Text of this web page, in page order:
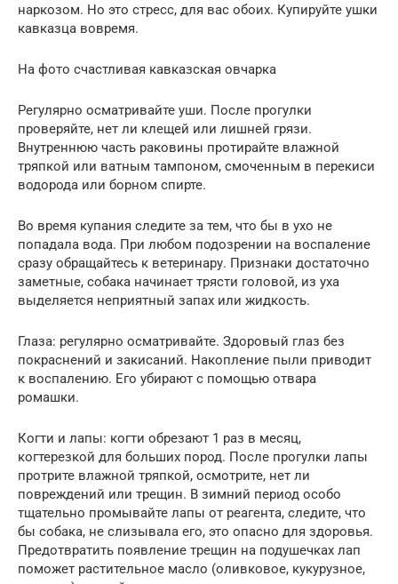
наркозом. Но это стресс, для вас обоих. Купируйте ушки
кавказца вовремя.
На фото счастливая кавказская овчарка
Регулярно осматривайте уши. После прогулки
проверяйте, нет ли клещей или лишней грязи.
Внутреннюю часть раковины протирайте влажной
тряпкой или ватным тампоном, смоченным в перекиси
водорода или борном спирте.
Во время купания следите за тем, что бы в ухо не
попадала вода. При любом подозрении на воспаление
сразу обращайтесь к ветеринару. Признаки достаточно
заметные, собака начинает трясти головой, из уха
выделяется неприятный запах или жидкость.
Глаза: регулярно осматривайте. Здоровый глаз без
покраснений и закисаний. Накопление пыли приводит
к воспалению. Его убирают с помощью отвара
ромашки.
Когти и лапы: когти обрезают 1 раз в месяц,
когтерезкой для больших пород. После прогулки лапы
протрите влажной тряпкой, осмотрите, нет ли
повреждений или трещин. В зимний период особо
тщательно промывайте лапы от реагента, следите, что
бы собака, не слизывала его, это опасно для здоровья.
Предотвратить появление трещин на подушечках лап
поможет растительное масло (оливковое, кукурузное,